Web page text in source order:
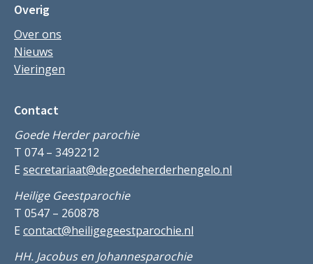
Overig
Over ons
Nieuws
Vieringen
Contact
Goede Herder parochie
T 074 – 3492212
E secretariaat@degoedeherderhengelo.nl
Heilige Geestparochie
T 0547 – 260878
E contact@heiligegeestparochie.nl
HH. Jacobus en Johannesparochie